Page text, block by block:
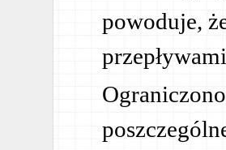
powoduje,